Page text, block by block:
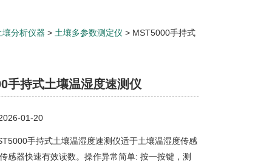
壤分析仪器 > 土壤多参数测定仪 > MST5000手持式
手持式土壤温湿度速测仪
01-20
手持式土壤温湿度速测仪适于土壤温湿度传感
感器快速有效读数。操作异常简单: 按一按键，测